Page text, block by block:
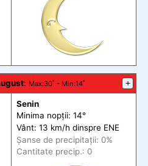
: Max:30˚ - Min:14˚ +
Senin
Minima nopții: 14°
Vânt: 13 km/h dinspre ENE
Șanse de precipitații: 0%
Cantitate precip.: 0